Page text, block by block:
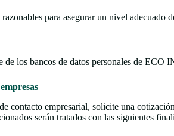
para asegurar un nivel
de los bancos de datos personales de
contacto empresarial, solicite una
serán tratados con las siguientes